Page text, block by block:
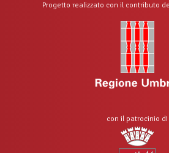
Progetto realizzato con il contributo
con il patrocinio di